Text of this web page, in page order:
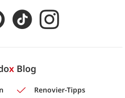
xBlog
Renovier-Tipps